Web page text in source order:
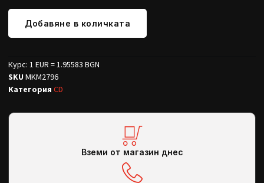
Добавяне в количката
Курс: 1 EUR = 1.95583 BGN
SKU MKM2796
Категория CD
Вземи от магазин днес